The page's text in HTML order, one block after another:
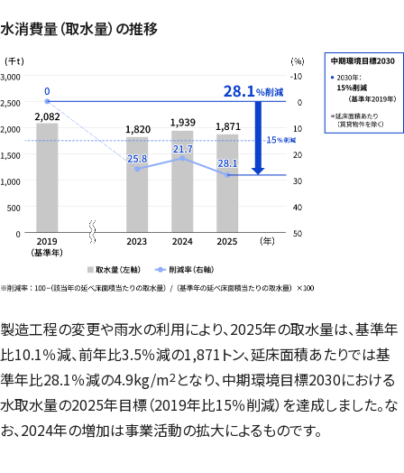
水消費量（取水量）の推移
製造工程の変更や雨水の利用により、2025年の取水量は、基準年
比10.1％減、前年比3.5％減の1,871トン、延床面積あたりでは基
準年比28.1％減の4.9kg/m2となり、中期環境目標2030における
水取水量の2025年目標（2019年比15％削減）を達成しました。な
お、2024年の増加は事業活動の拡大によるものです。